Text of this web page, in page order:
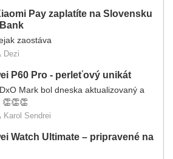
Pay zaplatíte na Slovensku
zaostáva
Dezi
P60 Pro - perleťový unikát
Mark bol dneska aktualizovaný a
Karol Sendrei
Watch Ultimate – pripravené na